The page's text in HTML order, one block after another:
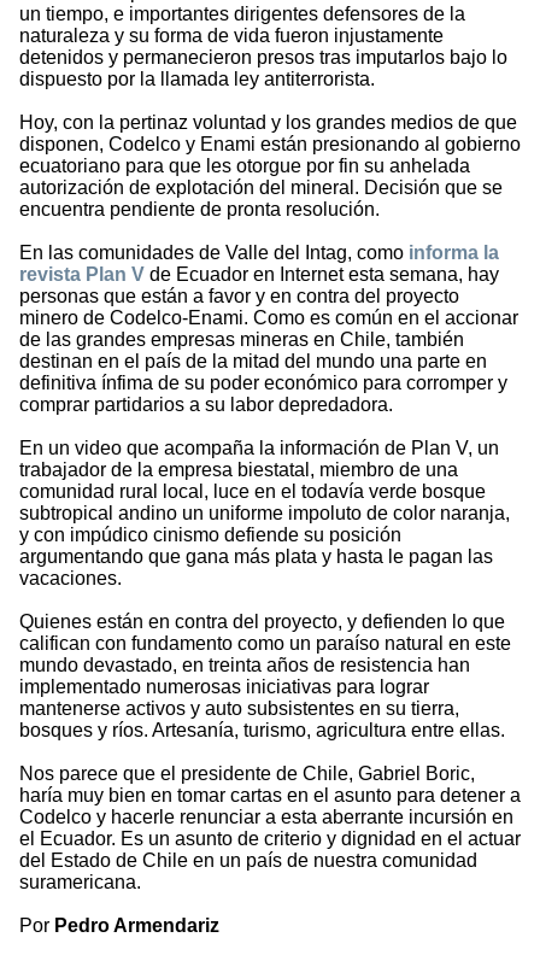
un tiempo, e importantes dirigentes defensores de la
naturaleza y su forma de vida fueron injustamente
detenidos y permanecieron presos tras imputarlos bajo lo
dispuesto por la llamada ley antiterrorista.
Hoy, con la pertinaz voluntad y los grandes medios de que
disponen, Codelco y Enami están presionando al gobierno
ecuatoriano para que les otorgue por fin su anhelada
autorización de explotación del mineral. Decisión que se
encuentra pendiente de pronta resolución.
En las comunidades de Valle del Intag, como informa la
revista Plan V de Ecuador en Internet esta semana, hay
personas que están a favor y en contra del proyecto
minero de Codelco-Enami. Como es común en el accionar
de las grandes empresas mineras en Chile, también
destinan en el país de la mitad del mundo una parte en
definitiva ínfima de su poder económico para corromper y
comprar partidarios a su labor depredadora.
En un video que acompaña la información de Plan V, un
trabajador de la empresa biestatal, miembro de una
comunidad rural local, luce en el todavía verde bosque
subtropical andino un uniforme impoluto de color naranja,
y con impúdico cinismo defiende su posición
argumentando que gana más plata y hasta le pagan las
vacaciones.
Quienes están en contra del proyecto, y defienden lo que
califican con fundamento como un paraíso natural en este
mundo devastado, en treinta años de resistencia han
implementado numerosas iniciativas para lograr
mantenerse activos y auto subsistentes en su tierra,
bosques y ríos. Artesanía, turismo, agricultura entre ellas.
Nos parece que el presidente de Chile, Gabriel Boric,
haría muy bien en tomar cartas en el asunto para detener a
Codelco y hacerle renunciar a esta aberrante incursión en
el Ecuador. Es un asunto de criterio y dignidad en el actuar
del Estado de Chile en un país de nuestra comunidad
suramericana.
Por Pedro Armendariz